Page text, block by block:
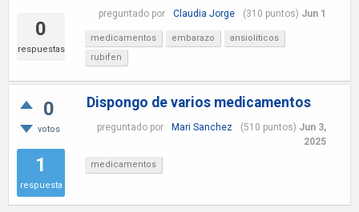
0
respuestas
preguntado por Claudia Jorge (310 puntos) Jun 1
medicamentos embarazo
ansioliticos
rubifen
0
votos
1
respuesta
Dispongo de varios medicamentos
preguntado por Mari Sanchez (510 puntos) Jun 3,
2025
medicamentos